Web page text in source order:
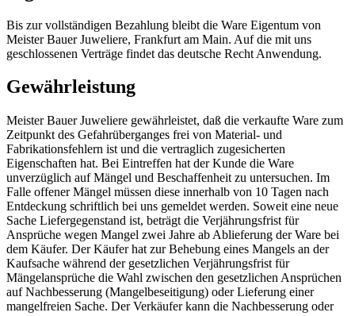
Bis zur vollständigen Bezahlung bleibt die Ware Eigentum von
Meister Bauer Juweliere, Frankfurt am Main. Auf die mit uns
geschlossenen Verträge findet das deutsche Recht Anwendung.
Gewährleistung
Meister Bauer Juweliere gewährleistet, daß die verkaufte Ware zum
Zeitpunkt des Gefahrüberganges frei von Material- und
Fabrikationsfehlern ist und die vertraglich zugesicherten
Eigenschaften hat. Bei Eintreffen hat der Kunde die Ware
unverzüglich auf Mängel und Beschaffenheit zu untersuchen. Im
Falle offener Mängel müssen diese innerhalb von 10 Tagen nach
Entdeckung schriftlich bei uns gemeldet werden. Soweit eine neue
Sache Liefergegenstand ist, beträgt die Verjährungsfrist für
Ansprüche wegen Mangel zwei Jahre ab Ablieferung der Ware bei
dem Käufer. Der Käufer hat zur Behebung eines Mangels an der
Kaufsache während der gesetzlichen Verjährungsfrist für
Mängelansprüche die Wahl zwischen den gesetzlichen Ansprüchen
auf Nachbesserung (Mangelbeseitigung) oder Lieferung einer
mangelfreien Sache. Der Verkäufer kann die Nachbesserung oder